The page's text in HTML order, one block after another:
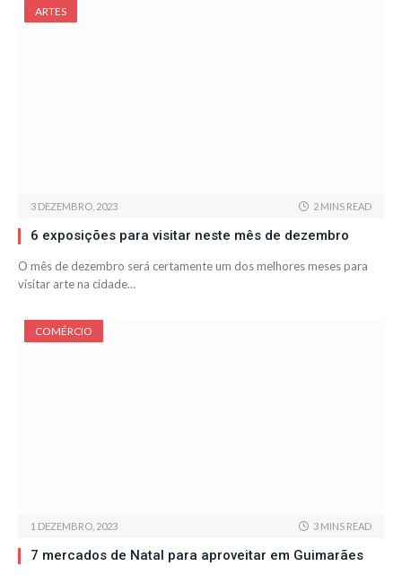
ARTES
3 DEZEMBRO, 2023 2 MINS READ
6 exposições para visitar neste mês de dezembro
O mês de dezembro será certamente um dos melhores meses para
visitar arte na cidade…
COMÉRCIO
1 DEZEMBRO, 2023 3 MINS READ
7 mercados de Natal para aproveitar em Guimarães